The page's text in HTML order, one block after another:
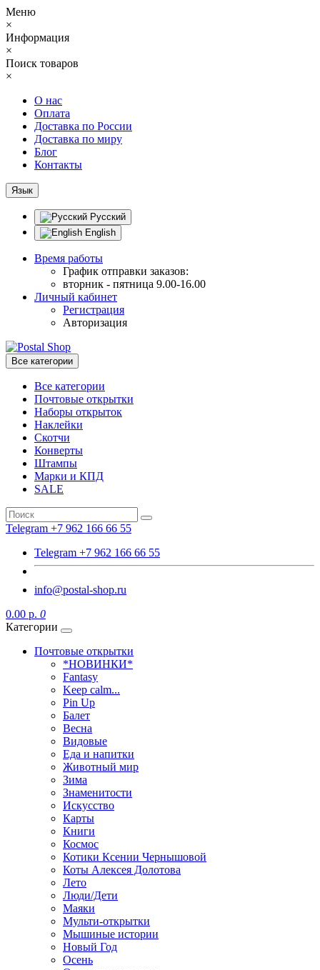
Меню
×
Информация
×
Поиск товаров
×
О нас
Оплата
Доставка по России
Доставка по миру
Блог
Контакты
Язык
Русский
English
Время работы
График отправки заказов:
вторник - пятница 9.00-16.00
Личный кабинет
Регистрация
Авторизация
Все категории
Все категории
Почтовые открытки
Наборы открыток
Наклейки
Скотчи
Конверты
Штампы
Марки и КПД
SALE
Telegram +7 962 166 66 55
Telegram +7 962 166 66 55
info@postal-shop.ru
0.00 р. 0
Категории
Почтовые открытки
*НОВИНКИ*
Fantasy
Keep calm...
Pin Up
Балет
Весна
Видовые
Еда и напитки
Животный мир
Зима
Знаменитости
Искусство
Карты
Книги
Космос
Котики Ксении Чернышовой
Коты Алексея Долотова
Лето
Люди/Дети
Маяки
Мульти-открытки
Мышиные истории
Новый Год
Осень